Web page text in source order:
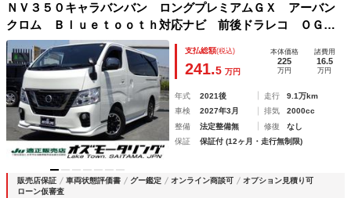
ＮＶ３５０キャラバンバン ロングプレミアムＧＸ アーバン
クロム Ｂｌｕｅｔｏｏｔｈ対応ナビ 前後ドラレコ ＯＧＵ
ｓｈｏｗベッドキット 純正フルエアロ 純正１５インチＡ
Ｗ 夏冬タイヤ エマージェンシーブレーキ ワンオーナー
特別仕様車 後期型 グー鑑定書付き
支払総額(税込)
241.5 万円
本体価格
225
万円
諸費用
16.5
万円
年式 2021後 走行
9.1万km
車検
2027年3月 排気
2000cc
整備
法定整備無 修復
なし
保証
保証付 (12ヶ月・走行無制限)
販売店保証 車両状態評価書 グー鑑定 オンライン商談可
オプション見積り可
ローン仮審査